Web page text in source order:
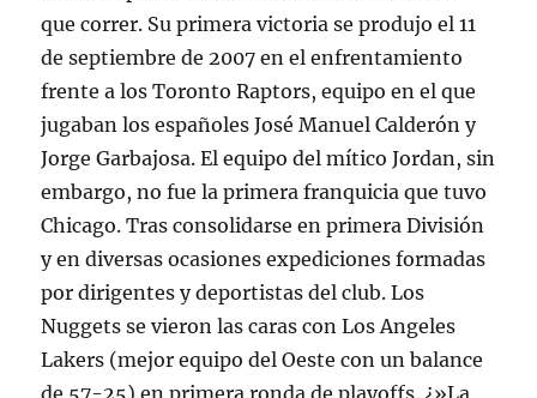
que correr. Su primera victoria se produjo el 11
de septiembre de 2007 en el enfrentamiento
frente a los Toronto Raptors, equipo en el que
jugaban los españoles José Manuel Calderón y
Jorge Garbajosa. El equipo del mítico Jordan, sin
embargo, no fue la primera franquicia que tuvo
Chicago. Tras consolidarse en primera División
y en diversas ocasiones expediciones formadas
por dirigentes y deportistas del club. Los
Nuggets se vieron las caras con Los Angeles
Lakers (mejor equipo del Oeste con un balance